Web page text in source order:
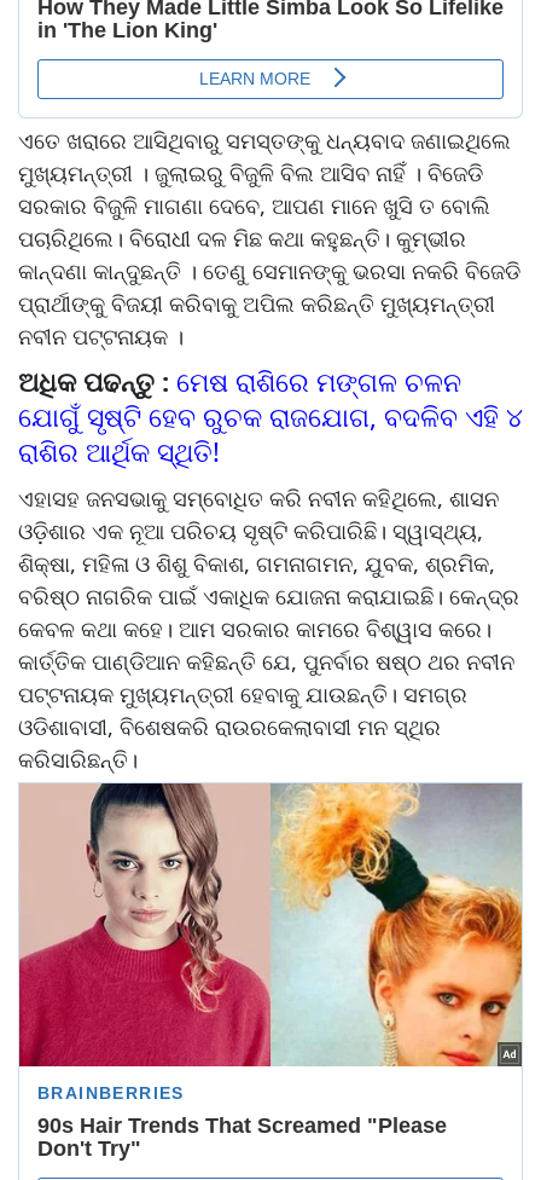
ଏତେ ଖରାରେ ଆସିଥିବାରୁ ସମସ୍ତଙ୍କୁ ଧନ୍ୟବାଦ ଜଣାଇଥିଲେ
ମୁଖ୍ୟମନ୍ତ୍ରୀ । ଜୁଲାଇରୁ ବିଜୁଳି ବିଲ ଆସିବ ନାହିଁ । ବିଜେଡି
ସରକାର ବିଜୁଳି ମାଗଣା ଦେବେ, ଆପଣ ମାନେ ଖୁସି ତ ବୋଲି
ପଚାରିଥିଲେ। ବିରୋଧୀ ଦଳ ମିଛ କଥା କହୁଛନ୍ତି। କୁମ୍ଭୀର
କାନ୍ଦଣା କାନ୍ଦୁଛନ୍ତି । ତେଣୁ ସେମାନଙ୍କୁ ଭରସା ନକରି ବିଜେଡି
ପ୍ରାର୍ଥୀଙ୍କୁ ବିଜୟୀ କରିବାକୁ ଅପିଲ କରିଛନ୍ତି ମୁଖ୍ୟମନ୍ତ୍ରୀ
ନବୀନ ପଟ୍ଟନାୟକ ।
ଅଧିକ ପଢନ୍ତୁ : ମେଷ ରାଶିରେ ମଙ୍ଗଳ ଚଳନ
ଯୋଗୁଁ ସୃଷ୍ଟି ହେବ ରୁଚକ ରାଜଯୋଗ, ବଦଳିବ ଏହି ୪
ରାଶିର ଆର୍ଥିକ ସ୍ଥିତି!
ଏହାସହ ଜନସଭାକୁ ସମ୍ବୋଧିତ କରି ନବୀନ କହିଥିଲେ, ଶାସନ
ଓଡ଼ିଶାର ଏକ ନୂଆ ପରିଚୟ ସୃଷ୍ଟି କରିପାରିଛି। ସ୍ୱାସ୍ଥ୍ୟ,
ଶିକ୍ଷା, ମହିଳା ଓ ଶିଶୁ ବିକାଶ, ଗମନାଗମନ, ଯୁବକ, ଶ୍ରମିକ,
ବରିଷ୍ଠ ନାଗରିକ ପାଇଁ ଏକାଧିକ ଯୋଜନା କରାଯାଇଛି। କେନ୍ଦ୍ର
କେବଳ କଥା କହେ। ଆମ ସରକାର କାମରେ ବିଶ୍ୱାସ କରେ।
କାର୍ତ୍ତିକ ପାଣ୍ଡିଆନ କହିଛନ୍ତି ଯେ, ପୁନର୍ବାର ଷଷ୍ଠ ଥର ନବୀନ
ପଟ୍ଟନାୟକ ମୁଖ୍ୟମନ୍ତ୍ରୀ ହେବାକୁ ଯାଉଛନ୍ତି। ସମଗ୍ର
ଓଡିଶାବାସୀ, ବିଶେଷକରି ରାଉରକେଲାବାସୀ ମନ ସ୍ଥିର
କରିସାରିଛନ୍ତି।